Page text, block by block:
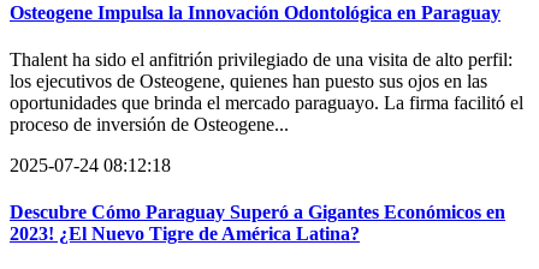
Osteogene Impulsa la Innovación Odontológica en Paraguay
Thalent ha sido el anfitrión privilegiado de una visita de alto perfil:
los ejecutivos de Osteogene, quienes han puesto sus ojos en las
oportunidades que brinda el mercado paraguayo. La firma facilitó el
proceso de inversión de Osteogene...
2025-07-24 08:12:18
Descubre Cómo Paraguay Superó a Gigantes Económicos en
2023! ¿El Nuevo Tigre de América Latina?